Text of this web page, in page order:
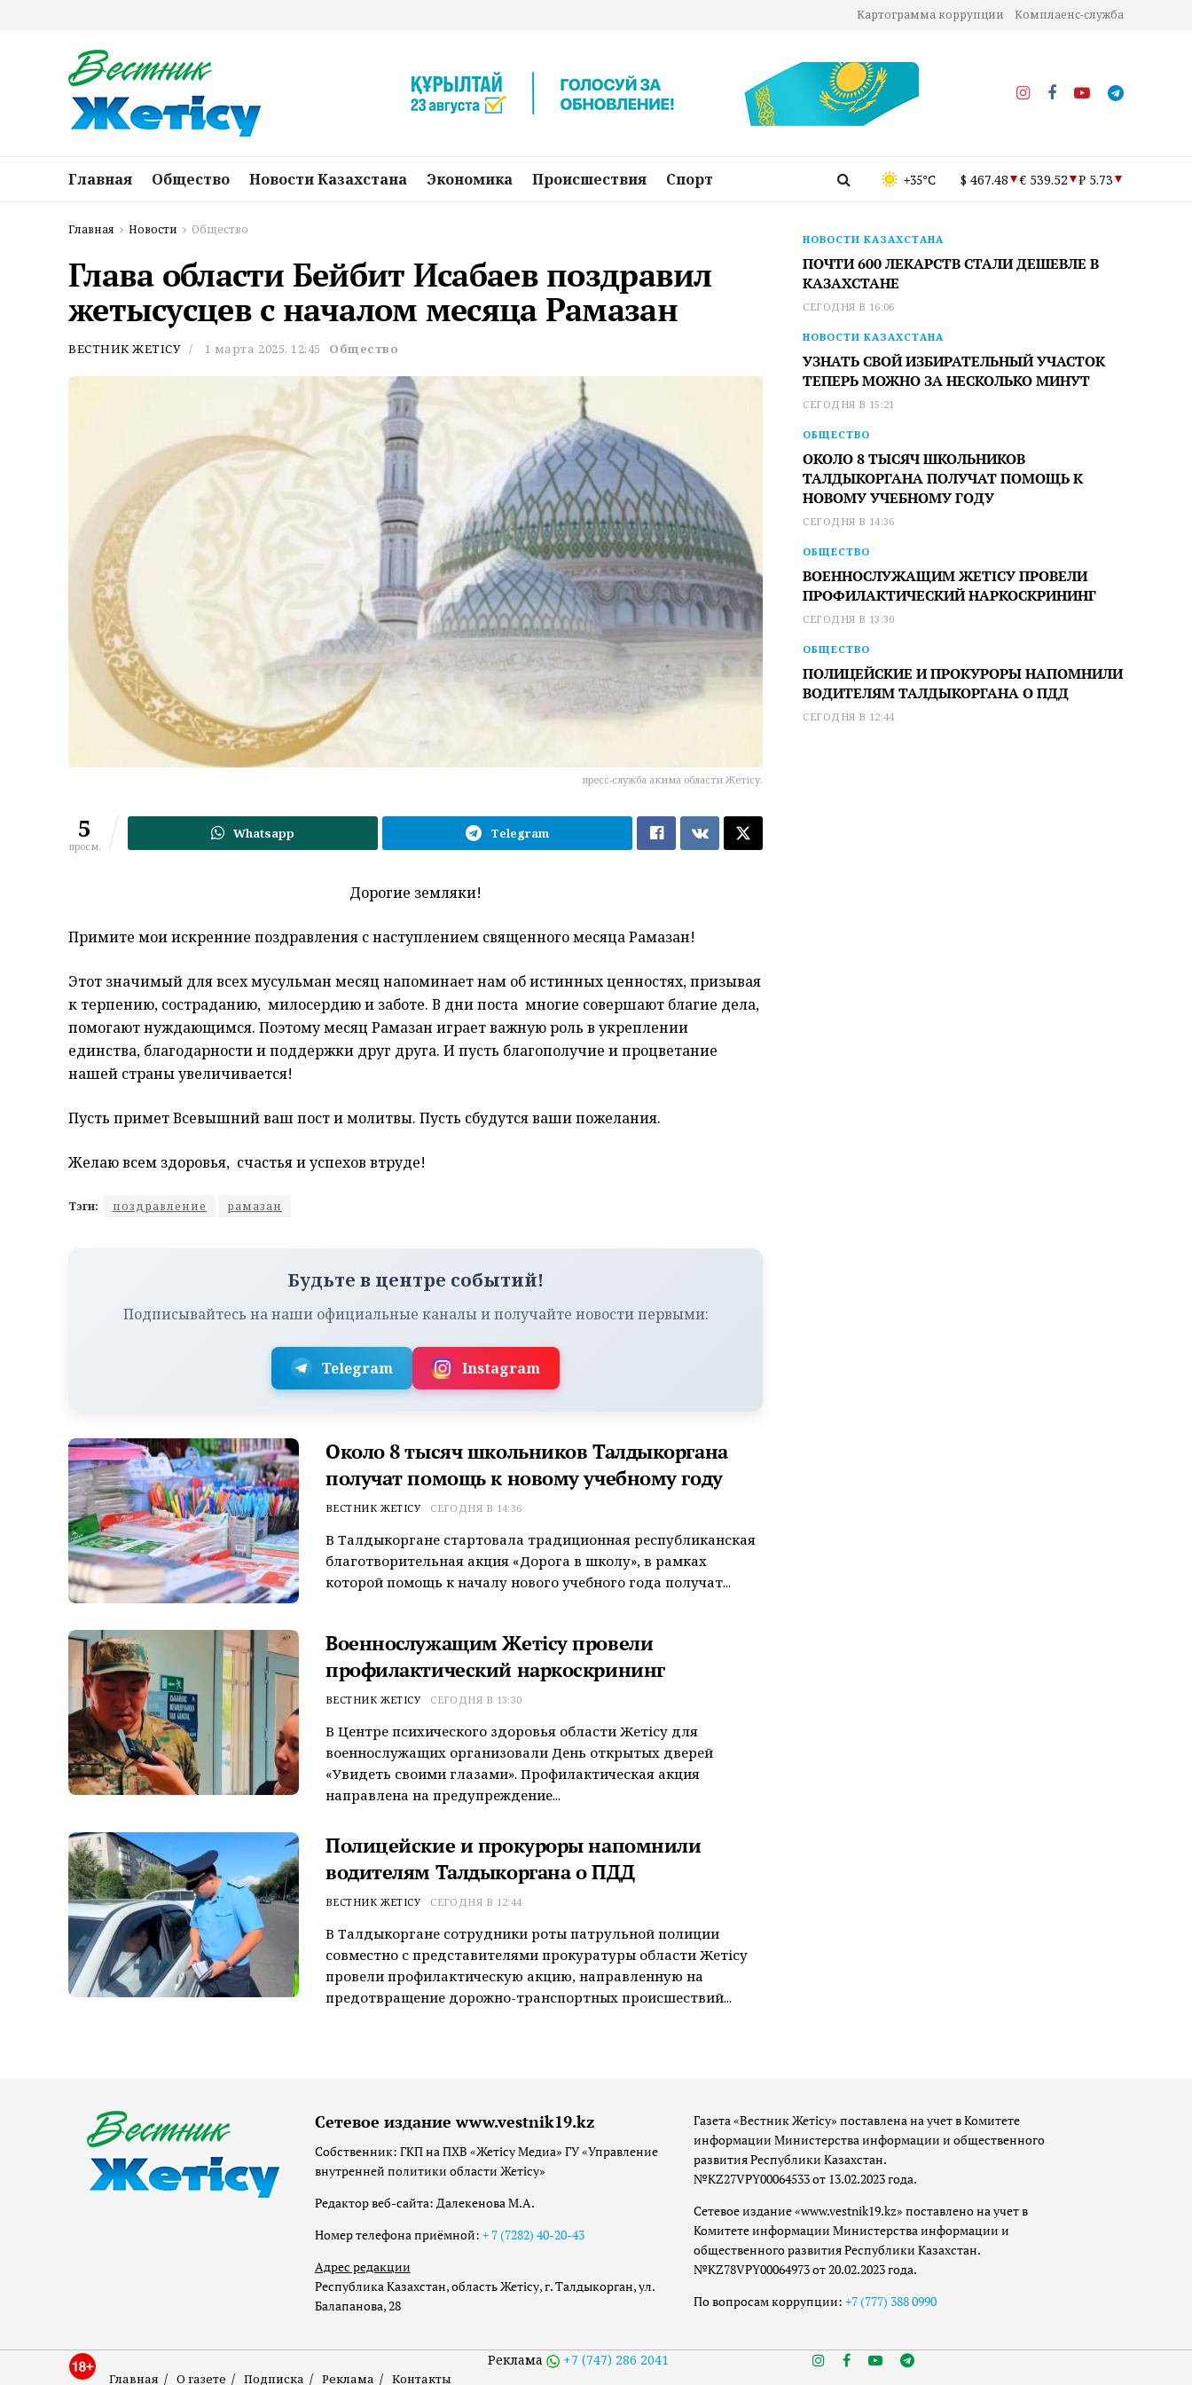
Картограмма коррупции Комплаенс-служба
Главная Общество Новости Казахстана Экономика Происшествия Спорт +35°C $ 467.48 € 539.52 ₽ 5.73
Главная Новости Общество
Глава области Бейбит Исабаев поздравил
жетысусцев с началом месяца Рамазан
ВЕСТНИК ЖЕТІСУ 1 марта 2025, 12:45 Общество
пресс-служба акима области Жетісу.
5
просм.
Whatsapp Telegram
Дорогие земляки!
Примите мои искренние поздравления с наступлением священного месяца Рамазан!
Этот значимый для всех мусульман месяц напоминает нам об истинных ценностях, призывая
к терпению, состраданию, милосердию и заботе. В дни поста многие совершают благие дела,
помогают нуждающимся. Поэтому месяц Рамазан играет важную роль в укреплении
единства, благодарности и поддержки друг друга. И пусть благополучие и процветание
нашей страны увеличивается!
Пусть примет Всевышний ваш пост и молитвы. Пусть сбудутся ваши пожелания.
Желаю всем здоровья, счастья и успехов втруде!
Тэги: поздравление рамазан
Будьте в центре событий!
Подписывайтесь на наши официальные каналы и получайте новости первыми:
Telegram Instagram
Около 8 тысяч школьников Талдыкоргана
получат помощь к новому учебному году
ВЕСТНИК ЖЕТІСУ СЕГОДНЯ В 14:36
В Талдыкоргане стартовала традиционная республиканская
благотворительная акция «Дорога в школу», в рамках
которой помощь к началу нового учебного года получат...
Военнослужащим Жетісу провели
профилактический наркоскрининг
ВЕСТНИК ЖЕТІСУ СЕГОДНЯ В 13:30
В Центре психического здоровья области Жетісу для
военнослужащих организовали День открытых дверей
«Увидеть своими глазами». Профилактическая акция
направлена на предупреждение...
Полицейские и прокуроры напомнили
водителям Талдыкоргана о ПДД
ВЕСТНИК ЖЕТІСУ СЕГОДНЯ В 12:44
В Талдыкоргане сотрудники роты патрульной полиции
совместно с представителями прокуратуры области Жетісу
провели профилактическую акцию, направленную на
предотвращение дорожно-транспортных происшествий...
НОВОСТИ КАЗАХСТАНА
ПОЧТИ 600 ЛЕКАРСТВ СТАЛИ ДЕШЕВЛЕ В
КАЗАХСТАНЕ
СЕГОДНЯ В 16:06
НОВОСТИ КАЗАХСТАНА
УЗНАТЬ СВОЙ ИЗБИРАТЕЛЬНЫЙ УЧАСТОК
ТЕПЕРЬ МОЖНО ЗА НЕСКОЛЬКО МИНУТ
СЕГОДНЯ В 15:21
ОБЩЕСТВО
ОКОЛО 8 ТЫСЯЧ ШКОЛЬНИКОВ
ТАЛДЫКОРГАНА ПОЛУЧАТ ПОМОЩЬ К
НОВОМУ УЧЕБНОМУ ГОДУ
СЕГОДНЯ В 14:36
ОБЩЕСТВО
ВОЕННОСЛУЖАЩИМ ЖЕТІСУ ПРОВЕЛИ
ПРОФИЛАКТИЧЕСКИЙ НАРКОСКРИНИНГ
СЕГОДНЯ В 13:30
ОБЩЕСТВО
ПОЛИЦЕЙСКИЕ И ПРОКУРОРЫ НАПОМНИЛИ
ВОДИТЕЛЯМ ТАЛДЫКОРГАНА О ПДД
СЕГОДНЯ В 12:44
Сетевое издание www.vestnik19.kz
Собственник: ГКП на ПХВ «Жетісу Медиа» ГУ «Управление
внутренней политики области Жетісу»
Редактор веб-сайта: Далекенова М.А.
Номер телефона приёмной: + 7 (7282) 40-20-43
Адрес редакции
Республика Казахстан, область Жетісу, г. Талдыкорган, ул.
Балапанова, 28
Газета «Вестник Жетісу» поставлена на учет в Комитете
информации Министерства информации и общественного
развития Республики Казахстан.
№KZ27VPY00064533 от 13.02.2023 года.
Сетевое издание «www.vestnik19.kz» поставлено на учет в
Комитете информации Министерства информации и
общественного развития Республики Казахстан.
№KZ78VPY00064973 от 20.02.2023 года.
По вопросам коррупции: +7 (777) 388 0990
Главная О газете Подписка Реклама Контакты
Реклама +7 (747) 286 2041